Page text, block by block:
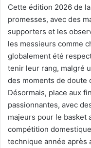
Cette édition 2026 de
promesses, avec des
supporters et les
les messieurs comme
globalement été
tenir leur rang, malgré
des moments de doute
Désormais, place aux
passionnantes, avec
majeurs pour le basket
compétition
technique année après